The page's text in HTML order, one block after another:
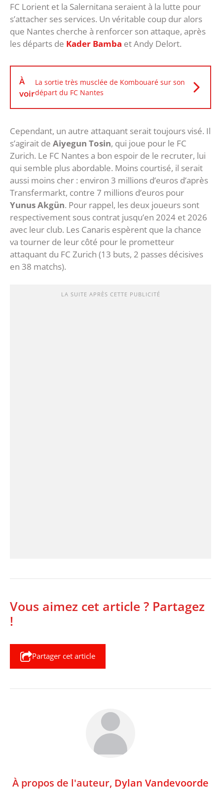
FC Lorient et la Salernitana seraient à la lutte pour
s’attacher ses services. Un véritable coup dur alors
que Nantes cherche à renforcer son attaque, après
les départs de Kader Bamba et Andy Delort.
À
voir
La sortie très musclée de Kombouaré sur son
départ du FC Nantes
Cependant, un autre attaquant serait toujours visé. Il
s’agirait de Aiyegun Tosin, qui joue pour le FC
Zurich. Le FC Nantes a bon espoir de le recruter, lui
qui semble plus abordable. Moins courtisé, il serait
aussi moins cher : environ 3 millions d’euros d’après
Transfermarkt, contre 7 millions d’euros pour
Yunus Akgün. Pour rappel, les deux joueurs sont
respectivement sous contrat jusqu’en 2024 et 2026
avec leur club. Les Canaris espèrent que la chance
va tourner de leur côté pour le prometteur
attaquant du FC Zurich (13 buts, 2 passes décisives
en 38 matchs).
LA SUITE APRÈS CETTE PUBLICITÉ
Vous aimez cet article ? Partagez
!
Partager cet article
À propos de l'auteur, Dylan Vandevoorde